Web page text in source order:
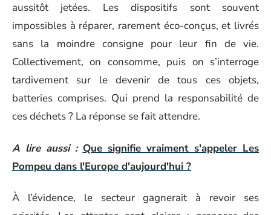
aussitôt jetées. Les dispositifs sont souvent
impossibles à réparer, rarement éco-conçus, et livrés
sans la moindre consigne pour leur fin de vie.
Collectivement, on consomme, puis on s’interroge
tardivement sur le devenir de tous ces objets,
batteries comprises. Qui prend la responsabilité de
ces déchets ? La réponse se fait attendre.
A lire aussi : Que signifie vraiment s'appeler Les
Pompeu dans l'Europe d'aujourd'hui ?
À l’évidence, le secteur gagnerait à revoir ses